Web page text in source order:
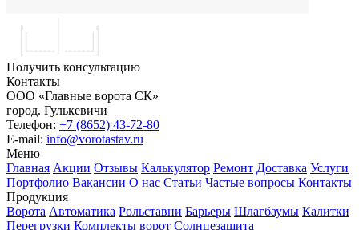
Получить консультацию
Контакты
ООО «Главные ворота СК»
город. Гулькевичи
Телефон: +7 (8652) 43-72-80
E-mail: info@vorotastav.ru
Меню
Главная Акции Отзывы Калькулятор Ремонт Доставка Услуги
Портфолио Вакансии О нас Статьи Частые вопросы Контакты
Продукция
Ворота Автоматика Рольставни Барьеры Шлагбаумы Калитки
Перегрузки Комплекты ворот Солнцезащита